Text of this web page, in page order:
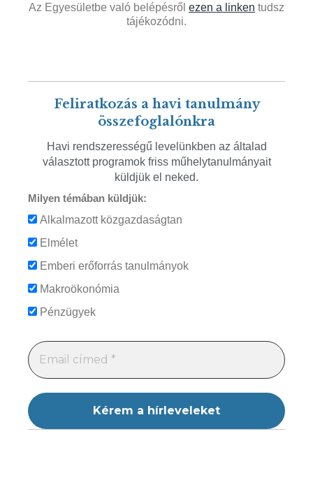
Az Egyesületbe való belépésről ezen a linken tudsz
tájékozódni.
Feliratkozás a havi tanulmány
összefoglalónkra
Havi rendszerességű levelünkben az általad
választott programok friss műhelytanulmányait
küldjük el neked.
Milyen témában küldjük:
Alkalmazott közgazdaságtan
Elmélet
Emberi erőforrás tanulmányok
Makroökonómia
Pénzügyek